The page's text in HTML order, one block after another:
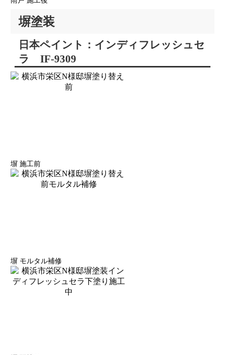
塀塗装
日本ペイント：インディフレッシュセ
ラ IF-9309
塀 施工前
塀 モルタル補修